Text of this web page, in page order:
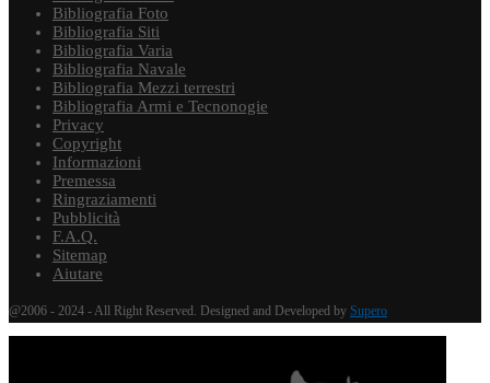
Bibliografia Foto
Bibliografia Siti
Bibliografia Varia
Bibliografia Navale
Bibliografia Mezzi terrestri
Bibliografia Armi e Tecnonogie
Privacy
Copyright
Informazioni
Premessa
Ringraziamenti
Pubblicità
F.A.Q.
Sitemap
Aiutare
@2006 - 2024 - All Right Reserved. Designed and Developed by Supero